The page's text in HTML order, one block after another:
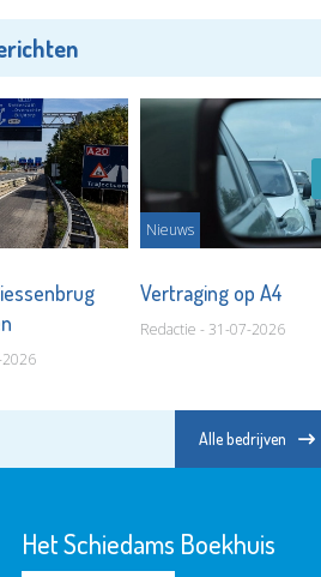
2026
Nieuws
Vertraging op A4
Redactie - 31-07-2026
Alle bedrijven
Het Schiedams Boekhuis